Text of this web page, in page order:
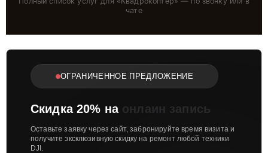
чате
ОГРАНИЧЕННОЕ ПРЕДЛОЖЕНИЕ
Скидка 20% на онлаин запись
Оставьте заявку через сайт, забронируйте время визита и
получите эксклюзивную скидку на ремонт любой техники
DJI.